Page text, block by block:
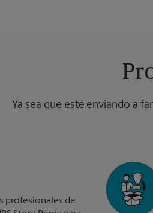
Ya sea que esté enviando a
profesionales de